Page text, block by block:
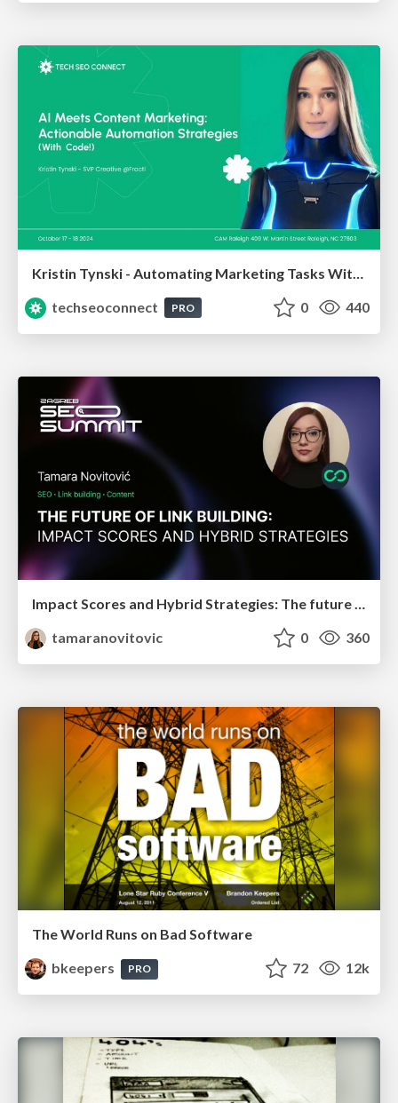
techseoconnect
PRO 0 440
Impact Scores and Hybrid Strategies: The future of link building
tamaranovitovic
0 360
The World Runs on Bad Software
bkeepers
PRO 72 12k